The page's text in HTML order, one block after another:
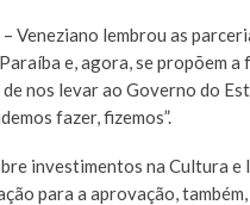
Veneziano lembrou as
e, agora, se propõem a
nos levar ao Governo do
fazer, fizemos”.
investimentos na Cultura e
para a aprovação,